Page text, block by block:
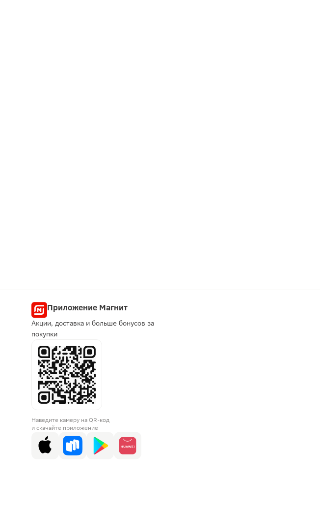
Приложение Магнит
Акции, доставка и больше бонусов за
покупки
Наведите камеру на QR-код
и скачайте приложение